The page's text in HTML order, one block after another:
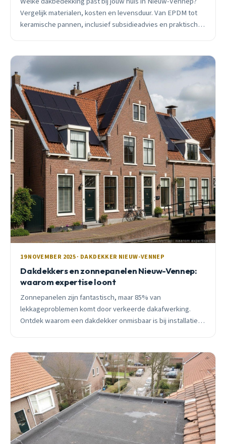
Vergelijk materialen, kosten en levensduur. Van EPDM tot
keramische pannen, inclusief subsidieadvies en praktische
19 NOVEMBER 2025 · DAKDEKKER NIEUW-VENNEP
Dakdekkers en zonnepanelen Nieuw-Vennep:
waarom expertise loont
Zonnepanelen zijn fantastisch, maar 85% van
lekkageproblemen komt door verkeerde dakafwerking.
Ontdek waarom een dakdekker onmisbaar is bij installatie